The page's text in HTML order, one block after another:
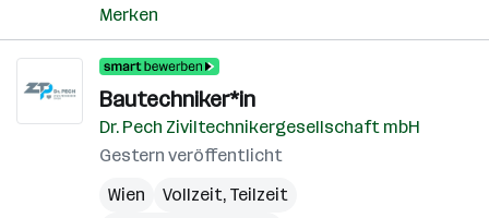
Merken
Bautechniker*in
Dr. Pech Ziviltechnikergesellschaft mbH
Gestern veröffentlicht
Wien
Vollzeit, Teilzeit